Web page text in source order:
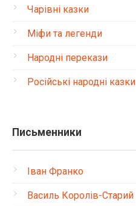
Чарівні казки
Міфи та легенди
Народні перекази
Російські народні казки
Письменники
Іван Франко
Василь Королів-Старий